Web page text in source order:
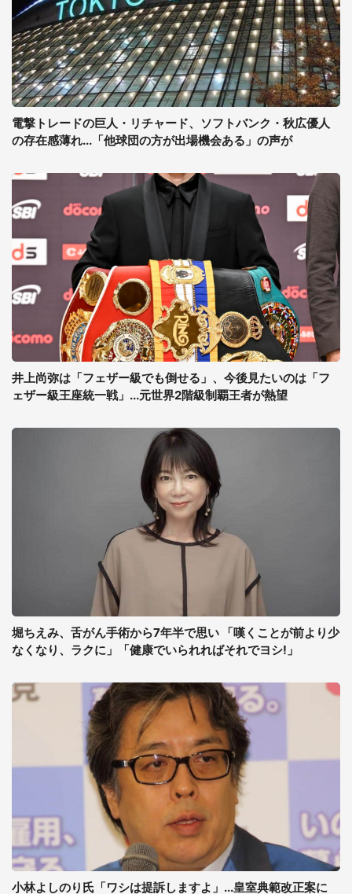
電撃トレードの巨人・リチャード、ソフトバンク・秋広優人
の存在感薄れ...「他球団の方が出場機会ある」の声が
井上尚弥は「フェザー級でも倒せる」、今後見たいのは「フ
ェザー級王座統一戦」...元世界2階級制覇王者が熱望
堀ちえみ、舌がん手術から7年半で思い 「嘆くことが前より少
なくなり、ラクに」「健康でいられればそれでヨシ!」
小林よしのり氏「ワシは提訴しますよ」...皇室典範改正案に